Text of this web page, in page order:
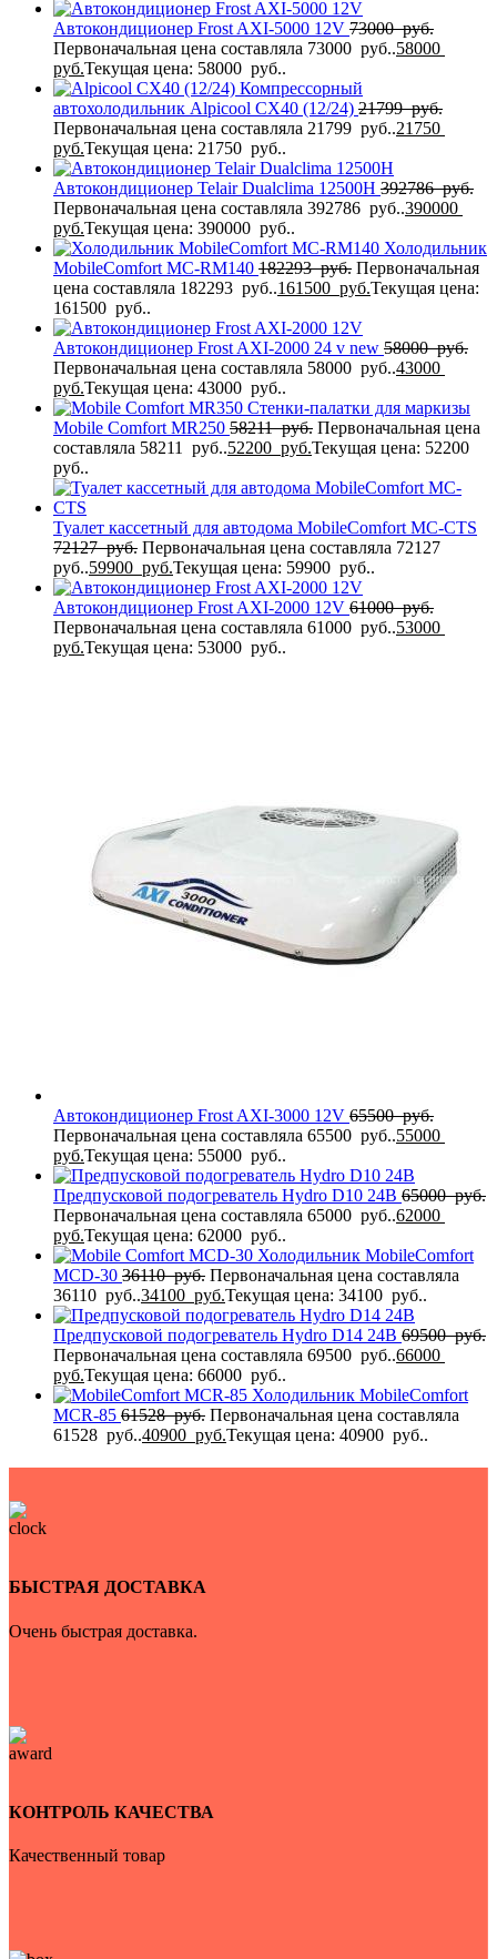
Автокондиционер Frost AXI-5000 12V 73000руб.
Первоначальная цена составляла 73000 руб..58000
руб.Текущая цена: 58000 руб..
Компрессорный
автохолодильник Alpicool CX40 (12/24) 21799руб.
Первоначальная цена составляла 21799 руб..21750
руб.Текущая цена: 21750 руб..
Автокондиционер Telair Dualclima 12500H 392786руб.
Первоначальная цена составляла 392786 руб..390000
руб.Текущая цена: 390000 руб..
Холодильник
MobileComfort MC-RM140 182293руб. Первоначальная
цена составляла 182293 руб..161500 руб.Текущая цена:
161500 руб..
Автокондиционер Frost AXI-2000 24 v new 58000руб.
Первоначальная цена составляла 58000 руб..43000
руб.Текущая цена: 43000 руб..
Стенки-палатки для маркизы
Mobile Comfort МR250 58211руб. Первоначальная цена
составляла 58211 руб..52200 руб.Текущая цена: 52200
руб..
Туалет кассетный для автодома MobileComfort MC-CTS
72127руб. Первоначальная цена составляла 72127
руб..59900 руб.Текущая цена: 59900 руб..
Автокондиционер Frost AXI-2000 12V 61000руб.
Первоначальная цена составляла 61000 руб..53000
руб.Текущая цена: 53000 руб..
Автокондиционер Frost AXI-3000 12V 65500руб.
Первоначальная цена составляла 65500 руб..55000
руб.Текущая цена: 55000 руб..
Предпусковой подогреватель Hydro D10 24В 65000руб.
Первоначальная цена составляла 65000 руб..62000
руб.Текущая цена: 62000 руб..
Холодильник MobileComfort
MCD-30 36110руб. Первоначальная цена составляла
36110 руб..34100 руб.Текущая цена: 34100 руб..
Предпусковой подогреватель Hydro D14 24В 69500руб.
Первоначальная цена составляла 69500 руб..66000
руб.Текущая цена: 66000 руб..
Холодильник MobileComfort
MCR-85 61528руб. Первоначальная цена составляла
61528 руб..40900 руб.Текущая цена: 40900 руб..
БЫСТРАЯ ДОСТАВКА
Очень быстрая доставка.
КОНТРОЛЬ КАЧЕСТВА
Качественный товар